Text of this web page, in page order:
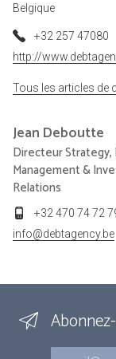
Belgique
+32 257 47080
http://
Tous les articles de
Jean Deboutte
Directeur Strategy,
Management &
Relations
+32 470 74 72
info@debtagency.be
Courriel